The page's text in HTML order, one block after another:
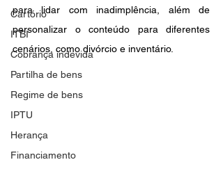
Cartório
ITBI
Cobrança indevida
Partilha de bens
Regime de bens
IPTU
Herança
Financiamento
para lidar com inadimplência, além de
personalizar o conteúdo para diferentes
cenários, como divórcio e inventário.